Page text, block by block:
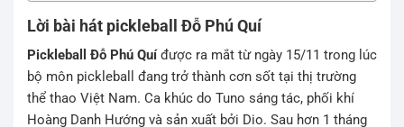
Lời bài hát pickleball Đỗ Phú Quí
Pickleball Đỗ Phú Quíđược ra mắt từ ngày 15/11 trong lúc
bộ môn pickleball đang trở thành cơn sốt tại thị trường
thể thao Việt Nam. Ca khúc do Tuno sáng tác, phối khí
Hoàng Danh Hướng và sản xuất bởi Dio. Sau hơn 1 tháng